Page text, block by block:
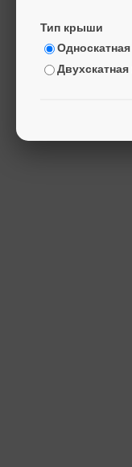
Тип крыши
Односкатная
Двухскатная